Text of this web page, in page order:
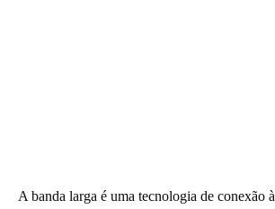
A banda larga é uma tecnologia de conexão